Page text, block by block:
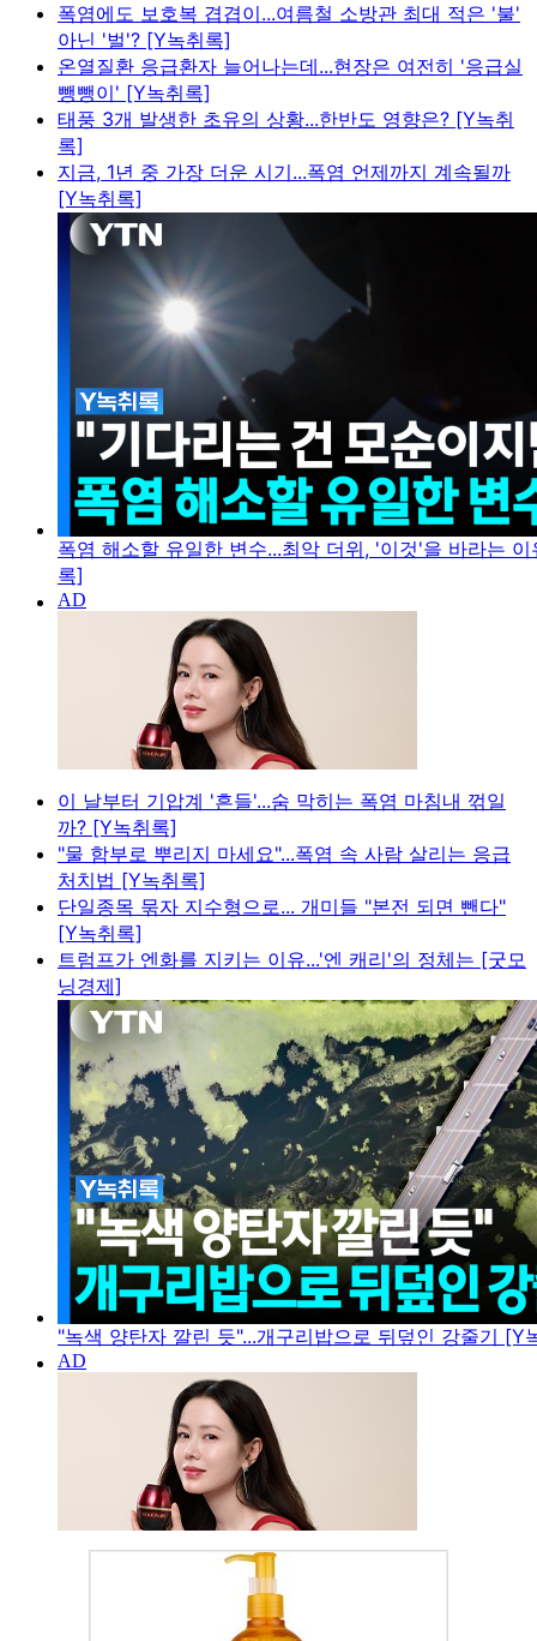
폭염에도 보호복 겹겹이...여름철 소방관 최대 적은 '불'
아닌 '벌'? [Y녹취록]
온열질환 응급환자 늘어나는데...현장은 여전히 '응급실
뺑뺑이' [Y녹취록]
태풍 3개 발생한 초유의 상황...한반도 영향은? [Y녹취
록]
지금, 1년 중 가장 더운 시기...폭염 언제까지 계속될까
[Y녹취록]
폭염 해소할 유일한 변수...최악 더위, '이것'을 바라는
록]
이 날부터 기압계 '흔들'...숨 막히는 폭염 마침내 꺾일
까? [Y녹취록]
"물 함부로 뿌리지 마세요"...폭염 속 사람 살리는 응급
처치법 [Y녹취록]
단일종목 묶자 지수형으로... 개미들 "본전 되면 뺀다"
[Y녹취록]
트럼프가 엔화를 지키는 이유...'엔 캐리'의 정체는 [굿모
닝경제]
"녹색 양탄자 깔린 듯"...개구리밥으로 뒤덮인 강줄기 [Y